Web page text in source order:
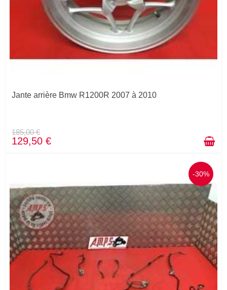
Jante arrière Bmw R1200R 2007 à 2010
185,00 €
129,50 €
-30%